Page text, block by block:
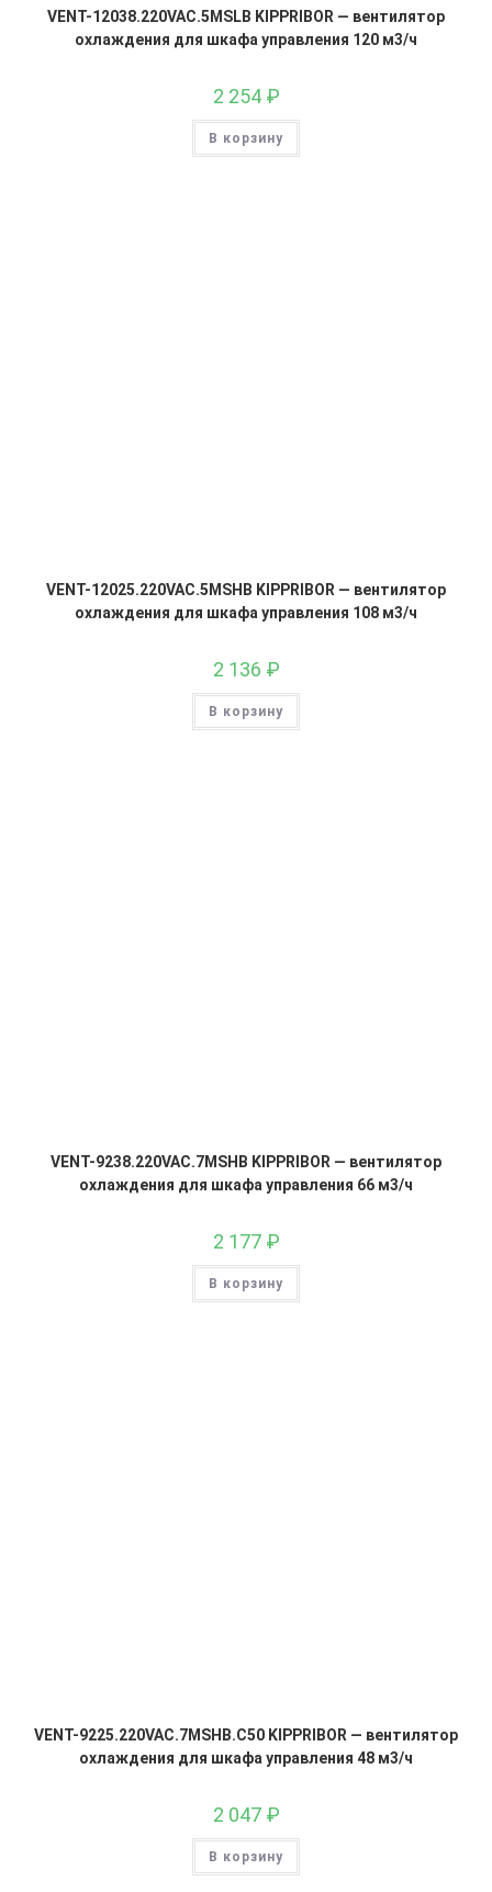
VENT-12038.220VAC.5MSLB KIPPRIBOR — вентилятор
охлаждения для шкафа управления 120 м3/ч
2 254 ₽
В корзину
VENT-12025.220VAC.5MSHB KIPPRIBOR — вентилятор
охлаждения для шкафа управления 108 м3/ч
2 136 ₽
В корзину
VENT-9238.220VAC.7MSHB KIPPRIBOR — вентилятор
охлаждения для шкафа управления 66 м3/ч
2 177 ₽
В корзину
VENT-9225.220VAC.7MSHB.C50 KIPPRIBOR — вентилятор
охлаждения для шкафа управления 48 м3/ч
2 047 ₽
В корзину